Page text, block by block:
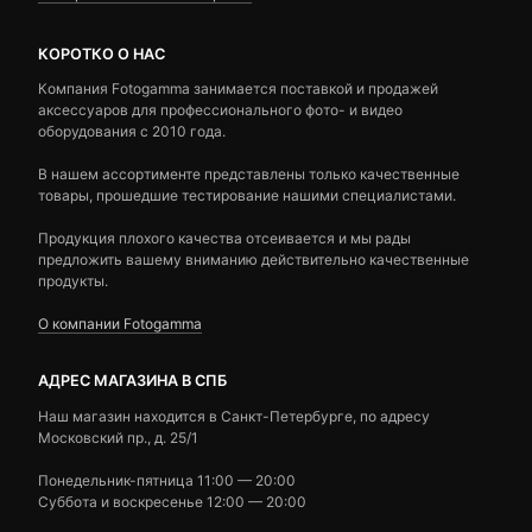
КОРОТКО О НАС
Компания Fotogamma занимается поставкой и продажей
аксессуаров для профессионального фото- и видео
оборудования с 2010 года.
В нашем ассортименте представлены только качественные
товары, прошедшие тестирование нашими специалистами.
Продукция плохого качества отсеивается и мы рады
предложить вашему вниманию действительно качественные
продукты.
О компании Fotogamma
АДРЕС МАГАЗИНА В СПБ
Наш магазин находится в Санкт-Петербурге, по адресу
Московский пр., д. 25/1
Понедельник-пятница 11:00 — 20:00
Суббота и воскресенье 12:00 — 20:00